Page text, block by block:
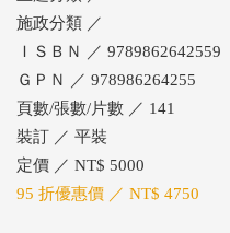
施政分類 ／
ＩＳＢＮ ／ 9789862642559
ＧＰＮ ／ 978986264255
頁數/張數/片數 ／ 141
裝訂 ／ 平裝
定價 ／ NT$ 5000
95 折優惠價 ／ NT$ 4750